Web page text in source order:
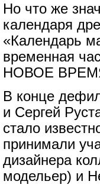
Но что же
календаря
«Календарь
временная
НОВОЕ ВРЕМЯ
В конце
и Сергей
стало
принимали
дизайнера
модельер) и